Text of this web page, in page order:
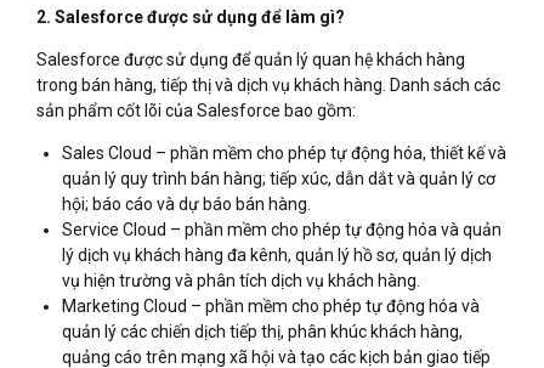
2. Salesforce được sử dụng để làm gì?
Salesforce được sử dụng để quản lý quan hệ khách hàng
trong bán hàng, tiếp thị và dịch vụ khách hàng. Danh sách các
sản phẩm cốt lõi của Salesforce bao gồm:
Sales Cloud – phần mềm cho phép tự động hóa, thiết kế và
quản lý quy trình bán hàng; tiếp xúc, dẫn dắt và quản lý cơ
hội; báo cáo và dự báo bán hàng.
Service Cloud – phần mềm cho phép tự động hóa và quản
lý dịch vụ khách hàng đa kênh, quản lý hồ sơ, quản lý dịch
vụ hiện trường và phân tích dịch vụ khách hàng.
Marketing Cloud – phần mềm cho phép tự động hóa và
quản lý các chiến dịch tiếp thị, phân khúc khách hàng,
quảng cáo trên mạng xã hội và tạo các kịch bản giao tiếp